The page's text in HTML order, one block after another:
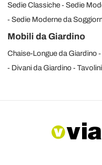
Sedie Classiche
Sedie
Sedie Moderne da
Mobili da Giardino
Chaise-Longue da Giardino
Divani da Giardino